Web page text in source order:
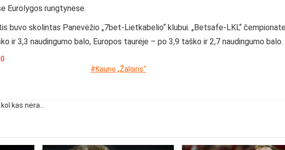
Eurolygos rungtynėse.
buvo skolintas Panevėžio „7bet-Lietkabelio“ klubui. „Betsafe-LKL“ čempionate
ir 3,3 naudingumo balo, Europos taurėje – po 3,9 taško ir 2,7 naudingumo balo.
0
#Kauno „Žalgiris“
kas nėra...